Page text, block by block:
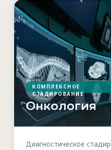
Диагностическое
КОМПЛЕКСНОЕ
СТАДИРОВАНИЕ
Онкология